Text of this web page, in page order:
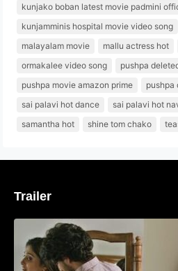
kunjako boban latest movie padmini
kunjamminis hospital movie video song
malayalam movie
mallu actress hot
ormakalee video song
pushpa
pushpa movie amazon prime
pushpa
sai palavi hot dance
sai palavi hot
samantha hot
shine tom chako
Trailer
മിസ്റ്ററി ത്രില്ലർ
വൈറലാകുന്നു..